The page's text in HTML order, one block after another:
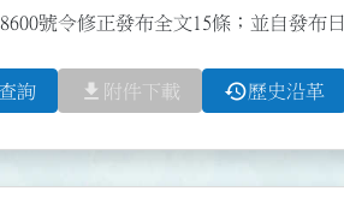
號令修正發布全文15條；並自發布
詢 file_download 附件下載 history歷史沿革